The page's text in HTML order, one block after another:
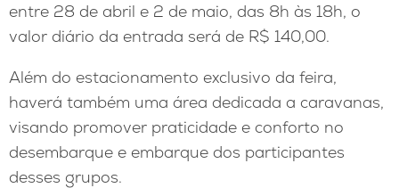
entre 28 de abril e 2 de maio, das 8h às 18h, o
valor diário da entrada será de R$ 140,00.
Além do estacionamento exclusivo da feira,
haverá também uma área dedicada a caravanas,
visando promover praticidade e conforto no
desembarque e embarque dos participantes
desses grupos.